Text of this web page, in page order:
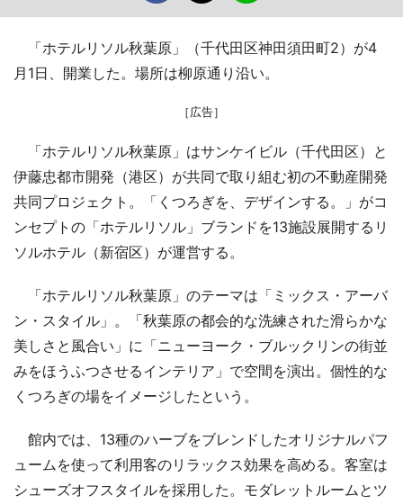
「ホテルリソル秋葉原」（千代田区神田須田町2）が4
月1日、開業した。場所は柳原通り沿い。
［広告］
「ホテルリソル秋葉原」はサンケイビル（千代田区）と
伊藤忠都市開発（港区）が共同で取り組む初の不動産開発
共同プロジェクト。「くつろぎを、デザインする。」がコ
ンセプトの「ホテルリソル」ブランドを13施設展開するリ
ソルホテル（新宿区）が運営する。
「ホテルリソル秋葉原」のテーマは「ミックス・アーバ
ン・スタイル」。「秋葉原の都会的な洗練された滑らかな
美しさと風合い」に「ニューヨーク・ブルックリンの街並
みをほうふつさせるインテリア」で空間を演出。個性的な
くつろぎの場をイメージしたという。
館内では、13種のハーブをブレンドしたオリジナルパフ
ュームを使って利用客のリラックス効果を高める。客室は
シューズオフスタイルを採用した。モダレットルームとツ